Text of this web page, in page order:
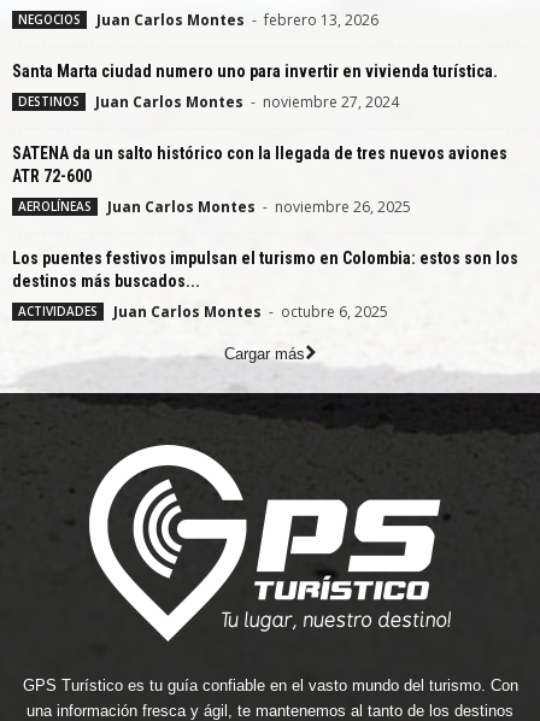
NEGOCIOS Juan Carlos Montes - febrero 13, 2026
Santa Marta ciudad numero uno para invertir en vivienda turística.
DESTINOS Juan Carlos Montes - noviembre 27, 2024
SATENA da un salto histórico con la llegada de tres nuevos aviones
ATR 72-600
AEROLÍNEAS Juan Carlos Montes - noviembre 26, 2025
Los puentes festivos impulsan el turismo en Colombia: estos son los
destinos más buscados...
ACTIVIDADES Juan Carlos Montes - octubre 6, 2025
Cargar más
GPS Turístico es tu guía confiable en el vasto mundo del turismo. Con
una información fresca y ágil, te mantenemos al tanto de los destinos